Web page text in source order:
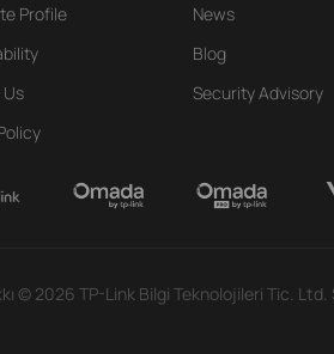
Profile
News
Blog
Security Advisory
© 2026 TP-Link Bilgi Teknolojileri Tic. Ltd.